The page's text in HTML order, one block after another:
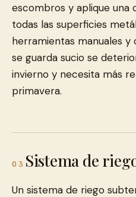
escombros y aplique una
todas las superficies
herramientas manuales y
se guarda sucio se
invierno y necesita más
primavera.
03 Sistema de
Un sistema de riego